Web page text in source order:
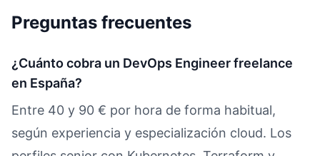
Preguntas frecuentes
¿Cuánto cobra un DevOps Engineer freelance
en España?
Entre 40 y 90 € por hora de forma habitual,
según experiencia y especialización cloud. Los